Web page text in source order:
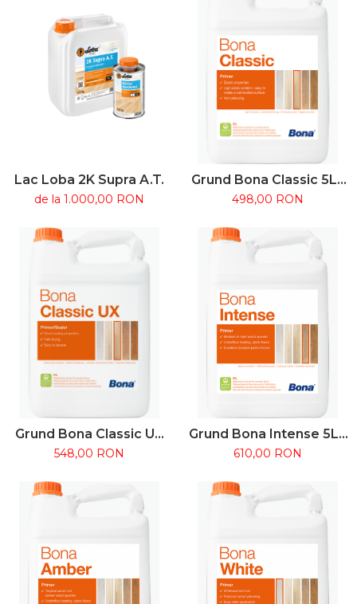
Lac Loba 2K Supra A.T.
de la 1.000,00 RON
Grund Bona Classic 5L -
colorare deschisa
498,00 RON
Grund Bona Classic UX
5L - colorare mediu-
deschisa
548,00 RON
Grund Bona Intense 5L -
colorare mediu-intensa,
pe baza de apa
610,00 RON